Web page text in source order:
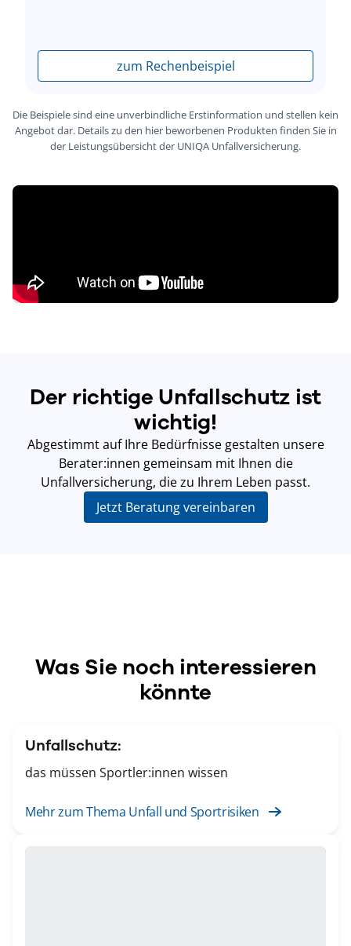
zum Rechenbeispiel
Die Beispiele sind eine unverbindliche Erstinformation und stellen kein
Angebot dar. Details zu den hier beworbenen Produkten finden Sie in
der Leistungsübersicht der UNIQA Unfallversicherung.
Der richtige Unfallschutz ist
wichtig!
Abgestimmt auf Ihre Bedürfnisse gestalten unsere
Berater:innen gemeinsam mit Ihnen die
Unfallversicherung, die zu Ihrem Leben passt.
Jetzt Beratung vereinbaren
Was Sie noch interessieren
könnte
Unfallschutz:
das müssen Sportler:innen wissen
Mehr zum Thema Unfall und Sportrisiken